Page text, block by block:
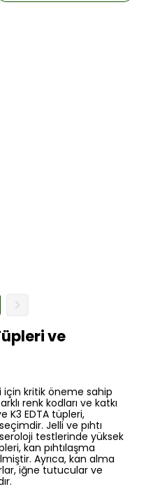
ve
için kritik öneme sahip
renk kodları ve katkı
K3 EDTA tüpleri,
Jelli ve pıhtı
testlerinde yüksek
kan pıhtılaşma
Ayrıca, kan alma
iğne tutucular ve